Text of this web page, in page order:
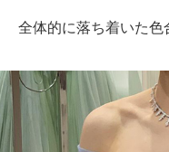
全体的に落ち着いた色